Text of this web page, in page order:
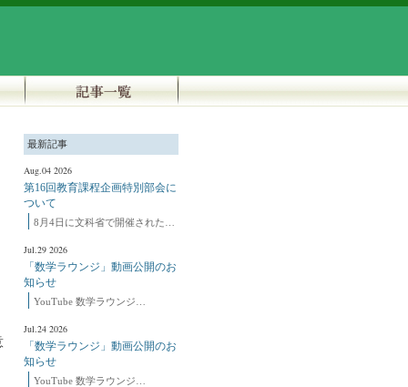
最新記事
Aug.04 2026
第16回教育課程企画特別部会に
ついて
8月4日に文科省で開催された…
Jul.29 2026
「数学ラウンジ」動画公開のお
知らせ
YouTube 数学ラウンジ…
Jul.24 2026
「数学ラウンジ」動画公開のお
知らせ
YouTube 数学ラウンジ…